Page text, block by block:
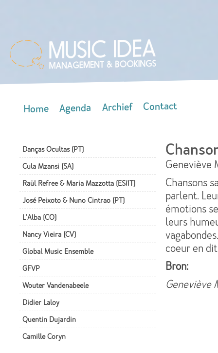
Home Agenda Archief Contact
Danças Ocultas (PT)
Cula Mzansi (SA)
Raül Refree & Maria Mazzotta (ES/IT)
José Peixoto & Nuno Cintrao (PT)
L'Alba (CO)
Nancy Vieira (CV)
Global Music Ensemble
GFVP
Wouter Vandenabeele
Didier Laloy
Quentin Dujardin
Camille Coryn
Geneviève
Chansons
parlent.
émotions
leurs
coeur en dit
Bron:
Geneviève